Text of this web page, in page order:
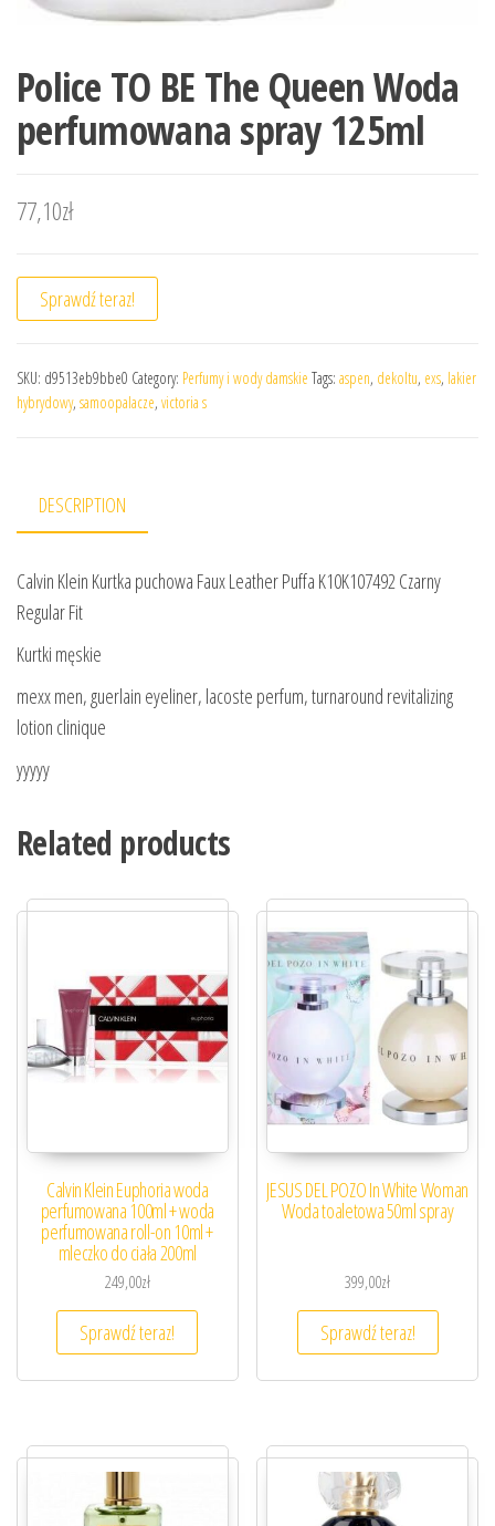
Police TO BE The Queen Woda
perfumowana spray 125ml
77,10zł
Sprawdź teraz!
SKU: d9513eb9bbe0 Category: Perfumy i wody damskie Tags: aspen, dekoltu, exs, lakier
hybrydowy, samoopalacze, victoria s
DESCRIPTION
Calvin Klein Kurtka puchowa Faux Leather Puffa K10K107492 Czarny
Regular Fit
Kurtki męskie
mexx men, guerlain eyeliner, lacoste perfum, turnaround revitalizing
lotion clinique
yyyyy
Related products
Calvin Klein Euphoria woda
perfumowana 100ml + woda
perfumowana roll-on 10ml +
mleczko do ciała 200ml
249,00zł
Sprawdź teraz!
JESUS DEL POZO In White Woman
Woda toaletowa 50ml spray
399,00zł
Sprawdź teraz!